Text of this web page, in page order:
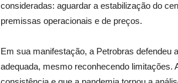
consideradas: aguardar a estabilização do
premissas operacionais e de preços.
Em sua manifestação, a Petrobras
adequada, mesmo reconhecendo limitações.